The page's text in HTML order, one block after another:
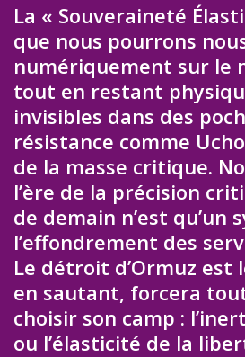
La « Souveraineté
que nous pourrons
numériquement sur le
tout en restant
invisibles dans des
résistance comme
de la masse critique.
l’ère de la précision
de demain n’est qu’un
l’effondrement des
Le détroit d’Ormuz est
en sautant, forcera
choisir son camp :
ou l’élasticité de la